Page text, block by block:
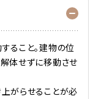
ること。建物の位
体せずに移動させ
がらせることが必